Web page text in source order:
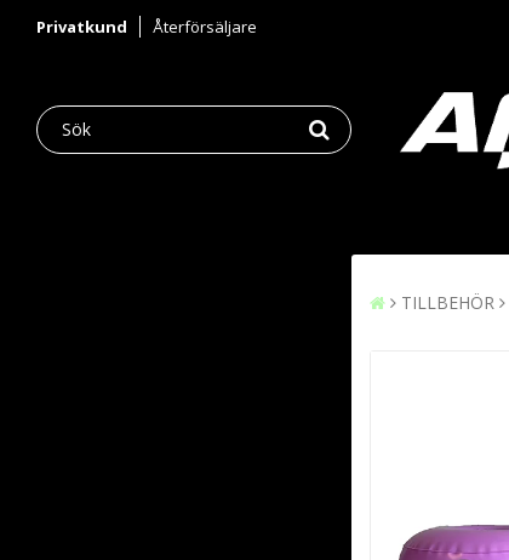
Privatkund Återförsäljare
TILLBEHÖR